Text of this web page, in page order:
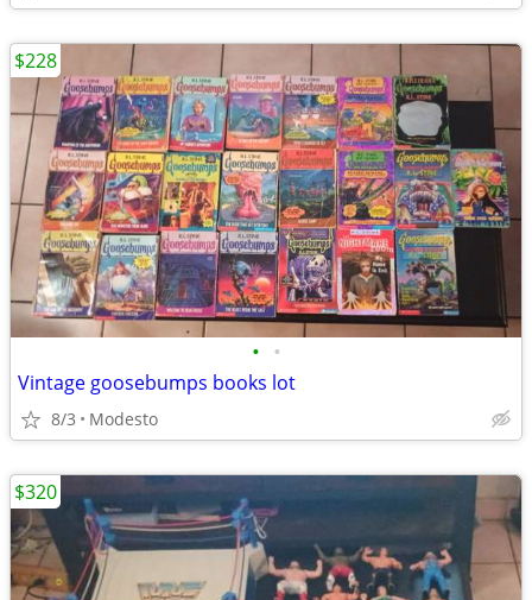
• •
Vintage goosebumps books lot
8/3 Modesto
$228
$320